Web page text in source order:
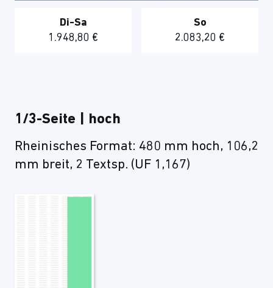
Di-Sa
1.948,80 €
So
2.083,20 €
1/3-Seite | hoch
Rheinisches Format: 480 mm hoch, 106,2
mm breit, 2 Textsp. (UF 1,167)